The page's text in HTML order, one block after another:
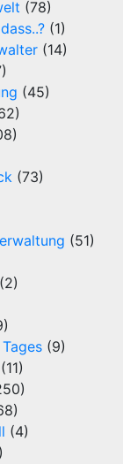
(78)
(1)
(14)
(45)
(73)
(51)
(2)
(9)
(11)
(4)